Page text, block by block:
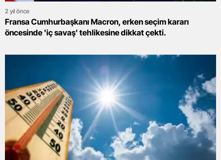
2 yıl önce
Fransa Cumhurbaşkanı Macron, erken seçim kararı
öncesinde 'iç savaş' tehlikesine dikkat çekti.